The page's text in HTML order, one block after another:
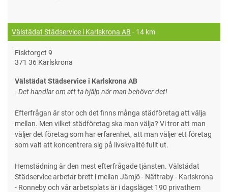
Välstädat Städservice i Karlskrona AB - 14 km
Fisktorget 9
371 36 Karlskrona
Välstädat Städservice i Karlskrona AB
- Det handlar om att ta hjälp när man behöver det!
Efterfrågan är stor och det finns många städföretag att välja
mellan. Men vilket städföretag ska man välja? Vi tror att man
väljer det företag som har erfarenhet, att man väljer ett företag
som valt att koncentrera sig på livskvalité fullt ut.
Hemstädning är den mest efterfrågade tjänsten. Välstädat
Städservice arbetar brett i mellan Jämjö - Nättraby - Karlskrona
- Ronneby och vår arbetsplats är i dagsläget 190 privathem